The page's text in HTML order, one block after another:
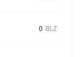
0 BLZ